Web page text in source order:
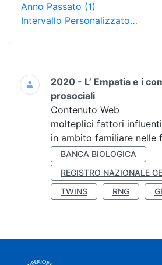
Anno Passato (1)
Intervallo Personalizzato…
Ricerca
2020 - L’ Empatia e i
prosociali
Contenuto Web
molteplici fattori influenti
in ambito familiare nelle
BANCA BIOLOGICA
REGISTRO NAZIONALE
TWINS
RNG